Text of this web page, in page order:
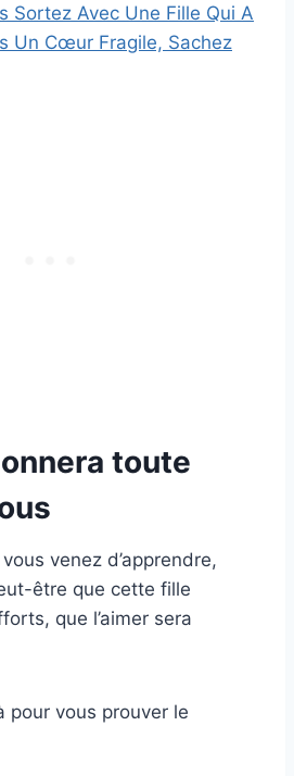
Sortez Avec Une Fille Qui A
Un Cœur Fragile, Sachez
toute
venez d’apprendre,
être que cette fille
que l’aimer sera
pour vous prouver le